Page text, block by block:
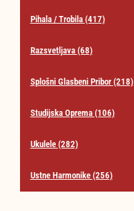
Pihala / Trobila (417)
Razsvetljava (68)
Splošni Glasbeni Pribor (218)
Studijska Oprema (106)
Ukulele (282)
Ustne Harmonike (256)